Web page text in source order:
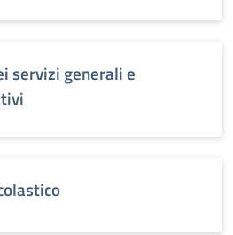
servizi generali e